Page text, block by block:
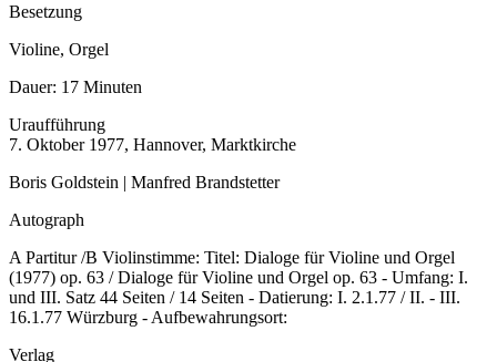
Besetzung
Violine, Orgel
Dauer: 17 Minuten
Uraufführung
7. Oktober 1977, Hannover, Marktkirche
Boris Goldstein | Manfred Brandstetter
Autograph
A Partitur /B Violinstimme: Titel: Dialoge für Violine und Orgel
(1977) op. 63 / Dialoge für Violine und Orgel op. 63 - Umfang: I.
und III. Satz 44 Seiten / 14 Seiten - Datierung: I. 2.1.77 / II. - III.
16.1.77 Würzburg - Aufbewahrungsort:
Verlag